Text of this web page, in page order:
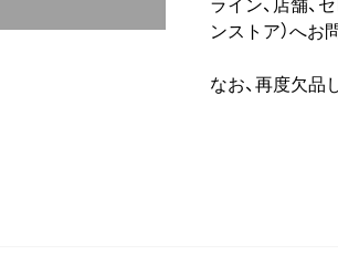
ンストア）へお
なお、再度欠品